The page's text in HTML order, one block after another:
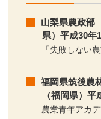
山梨県農政部
県）平成30年
「失敗しない
福岡県筑後農
（福岡県）
農業青年アカ